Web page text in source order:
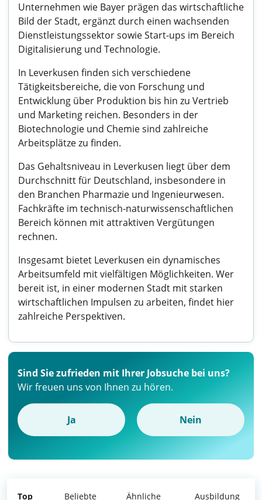
Unternehmen wie Bayer prägen das wirtschaftliche
Bild der Stadt, ergänzt durch einen wachsenden
Dienstleistungssektor sowie Start-ups im Bereich
Digitalisierung und Technologie.
In Leverkusen finden sich verschiedene
Tätigkeitsbereiche, die von Forschung und
Entwicklung über Produktion bis hin zu Vertrieb
und Marketing reichen. Besonders in der
Biotechnologie und Chemie sind zahlreiche
Arbeitsplätze zu finden.
Das Gehaltsniveau in Leverkusen liegt über dem
Durchschnitt für Deutschland, insbesondere in
den Branchen Pharmazie und Ingenieurwesen.
Fachkräfte im technisch-naturwissenschaftlichen
Bereich können mit attraktiven Vergütungen
rechnen.
Insgesamt bietet Leverkusen ein dynamisches
Arbeitsumfeld mit vielfältigen Möglichkeiten. Wer
bereit ist, in einer modernen Stadt mit starken
wirtschaftlichen Impulsen zu arbeiten, findet hier
zahlreiche Perspektiven.
Sind Sie zufrieden mit Ihrer Jobsuche bei uns?
Wir freuen uns von Ihnen zu hören.
Ja Nein
Top Beliebte Ähnliche Ausbildung